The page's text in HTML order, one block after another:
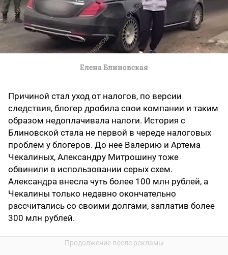
Елена Блиновская
Причиной стал уход от налогов, по версии
следствия, блогер дробила свои компании и таким
образом недоплачивала налоги. История с
Блиновской стала не первой в череде налоговых
проблем у блогеров. До нее Валерию и Артема
Чекалиных, Александру Митрошину тоже
обвинили в использовании серых схем.
Александра внесла чуть более 100 млн рублей, а
Чекалины только недавно окончательно
рассчитались со своими долгами, заплатив более
300 млн рублей.